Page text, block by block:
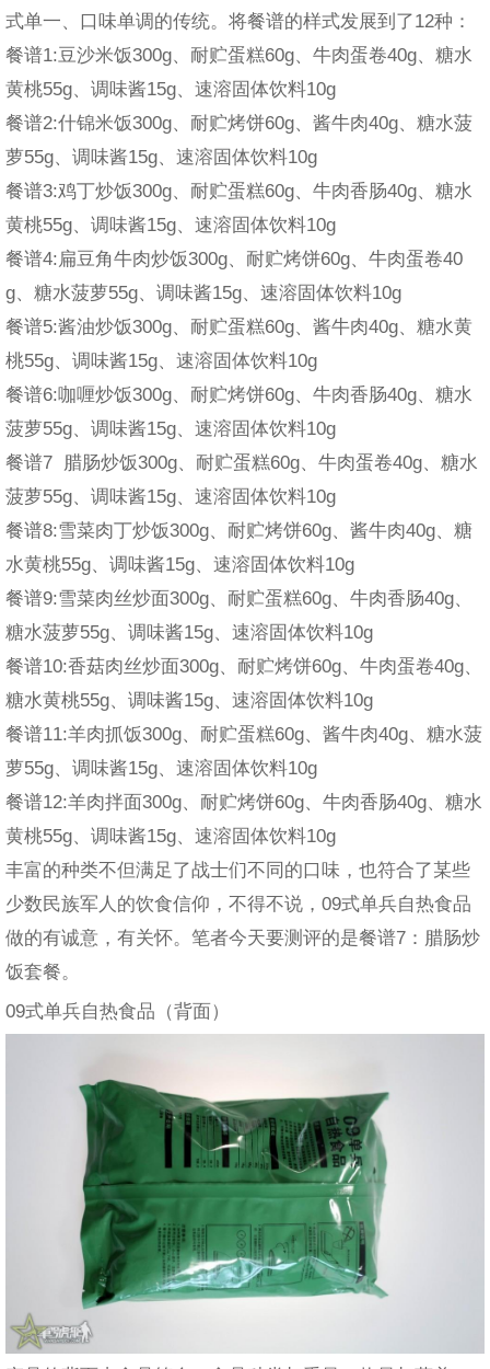
式单一、口味单调的传统。将餐谱的样式发展到了12种：
餐谱1:豆沙米饭300g、耐贮蛋糕60g、牛肉蛋卷40g、糖水
黄桃55g、调味酱15g、速溶固体饮料10g
餐谱2:什锦米饭300g、耐贮烤饼60g、酱牛肉40g、糖水菠
萝55g、调味酱15g、速溶固体饮料10g
餐谱3:鸡丁炒饭300g、耐贮蛋糕60g、牛肉香肠40g、糖水
黄桃55g、调味酱15g、速溶固体饮料10g
餐谱4:扁豆角牛肉炒饭300g、耐贮烤饼60g、牛肉蛋卷40
g、糖水菠萝55g、调味酱15g、速溶固体饮料10g
餐谱5:酱油炒饭300g、耐贮蛋糕60g、酱牛肉40g、糖水黄
桃55g、调味酱15g、速溶固体饮料10g
餐谱6:咖喱炒饭300g、耐贮烤饼60g、牛肉香肠40g、糖水
菠萝55g、调味酱15g、速溶固体饮料10g
餐谱7 腊肠炒饭300g、耐贮蛋糕60g、牛肉蛋卷40g、糖水
菠萝55g、调味酱15g、速溶固体饮料10g
餐谱8:雪菜肉丁炒饭300g、耐贮烤饼60g、酱牛肉40g、糖
水黄桃55g、调味酱15g、速溶固体饮料10g
餐谱9:雪菜肉丝炒面300g、耐贮蛋糕60g、牛肉香肠40g、
糖水菠萝55g、调味酱15g、速溶固体饮料10g
餐谱10:香菇肉丝炒面300g、耐贮烤饼60g、牛肉蛋卷40g、
糖水黄桃55g、调味酱15g、速溶固体饮料10g
餐谱11:羊肉抓饭300g、耐贮蛋糕60g、酱牛肉40g、糖水菠
萝55g、调味酱15g、速溶固体饮料10g
餐谱12:羊肉拌面300g、耐贮烤饼60g、牛肉香肠40g、糖水
黄桃55g、调味酱15g、速溶固体饮料10g
丰富的种类不但满足了战士们不同的口味，也符合了某些
少数民族军人的饮食信仰，不得不说，09式单兵自热食品
做的有诚意，有关怀。笔者今天要测评的是餐谱7：腊肠炒
饭套餐。
09式单兵自热食品（背面）